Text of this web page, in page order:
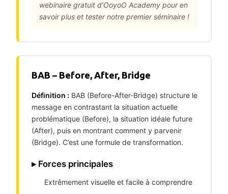
webinaire gratuit d’OoyoO Academy pour en
savoir plus et tester notre premier séminaire !
BAB – Before, After, Bridge
Définition : BAB (Before-After-Bridge) structure le
message en contrastant la situation actuelle
problématique (Before), la situation idéale future
(After), puis en montrant comment y parvenir
(Bridge). C’est une formule de transformation.
▸ Forces principales
Extrêmement visuelle et facile à comprendre